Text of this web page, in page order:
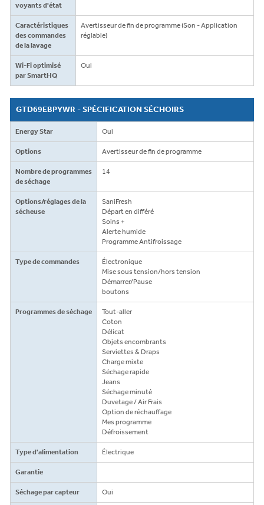
voyants d'état
Caractéristiques
des commandes
de la lavage
Avertisseur de fin de programme (Son - Application
réglable)
Wi-Fi optimisé
par SmartHQ
Oui
GTD69EBPYWR - SPÉCIFICATION SÉCHOIRS
Energy Star Oui
Options Avertisseur de fin de programme
Nombre de programmes
de séchage
14
Options/réglages de la
sécheuse
SaniFresh
Départ en différé
Soins +
Alerte humide
Programme Antifroissage
Type de commandes
Électronique
Mise sous tension/hors tension
Démarrer/Pause
boutons
Programmes de séchage
Tout-aller
Coton
Délicat
Objets encombrants
Serviettes & Draps
Charge mixte
Séchage rapide
Jeans
Séchage minuté
Duvetage / Air Frais
Option de réchauffage
Mes programme
Défroissement
Type d'alimentation Électrique
Garantie
Séchage par capteur Oui